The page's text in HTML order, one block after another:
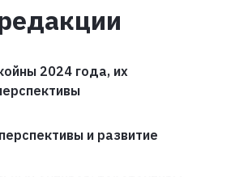
2024 года, их
и развитие